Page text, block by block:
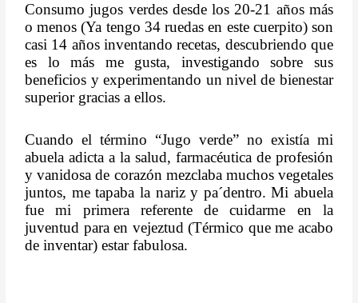
Consumo jugos verdes desde los 20-21 años más
o menos (Ya tengo 34 ruedas en este cuerpito) son
casi 14 años inventando recetas, descubriendo que
es lo más me gusta, investigando sobre sus
beneficios y experimentando un nivel de bienestar
superior gracias a ellos.
Cuando el término “Jugo verde” no existía mi
abuela adicta a la salud, farmacéutica de profesión
y vanidosa de corazón mezclaba muchos vegetales
juntos, me tapaba la nariz y pa´dentro. Mi abuela
fue mi primera referente de cuidarme en la
juventud para en vejeztud (Térmico que me acabo
de inventar) estar fabulosa.